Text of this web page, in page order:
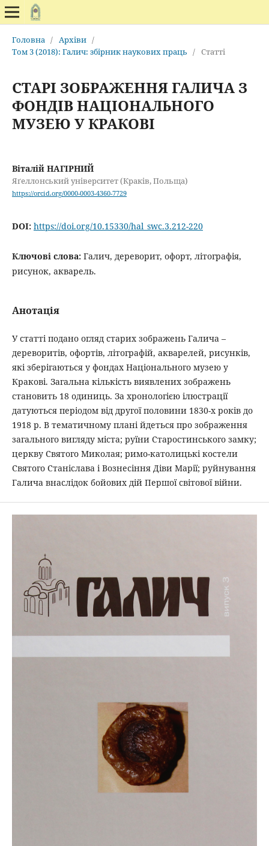
Головна / Архіви /
Том 3 (2018): Галич: збірник наукових праць / Статті
СТАРІ ЗОБРАЖЕННЯ ГАЛИЧА З
ФОНДІВ НАЦІОНАЛЬНОГО
МУЗЕЮ У КРАКОВІ
Віталій НАГІРНИЙ
Яґеллонський університет (Краків, Польща)
https://orcid.org/0000-0003-4360-7729
DOI: https://doi.org/10.15330/hal_swc.3.212-220
Ключові слова: Галич, дереворит, офорт, літографія,
рисунок, акварель.
Анотація
У статті подано огляд старих зображень Галича –
дереворитів, офортів, літографій, акварелей, рисунків,
які зберігаються у фондах Національного музею у
Кракові. Загальна кількість виявлених зображень
становить 18 одиниць. За хронологією ілюстрації
датуються періодом від другої половини 1830-х років до
1918 р. В тематичному плані йдеться про зображення
загального вигляду міста; руїни Старостинського замку;
церкву Святого Миколая; римо-католицькі костели
Святого Станіслава і Вознесіння Діви Марії; руйнування
Галича внаслідок бойових дій Першої світової війни.